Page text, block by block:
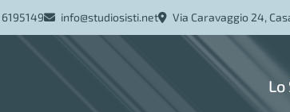
info[ rimuovere questo ]
@studiosisti.net Via Caravaggio 24,
Lo